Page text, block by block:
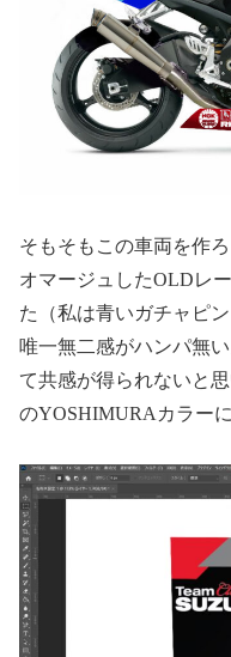
そもそもこの車両を作
オマージュしたOLDレ
た（私は青いガチャピン
唯一無二感がハンパ無
て共感が得られないと
のYOSHIMURAカラー